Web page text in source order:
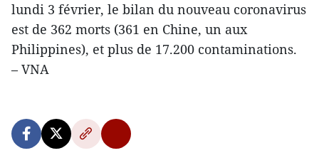
lundi 3 février, le bilan du nouveau coronavirus
est de 362 morts (361 en Chine, un aux
Philippines), et plus de 17.200 contaminations.
– VNA